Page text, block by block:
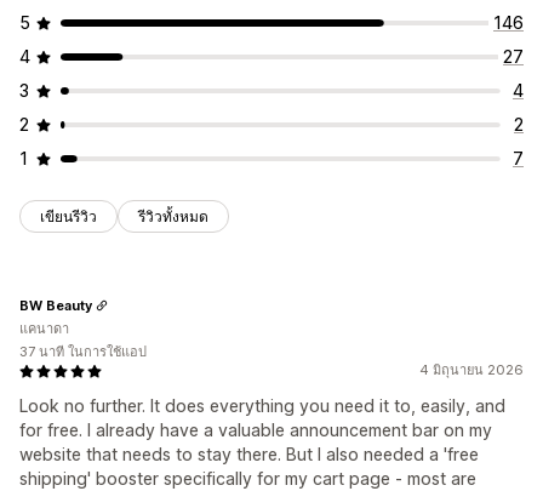
การกำหนดเวลา
การวิเคราะห์และการรายงาน
การติดตามประสิทธิภาพ รายงานยอดเข้าชมร้านค้า
ซื้อเป็นชุดบ่อยๆ
การแนะนำด้วย AI
การวิเคราะห์
5
146
4
27
3
4
2
2
1
7
เขียนรีวิว รีวิวทั้งหมด
4 มิถุนายน 2026
Look no further. It does everything you need it to, easily, and
for free. I already have a valuable announcement bar on my
website that needs to stay there. But I also needed a 'free
shipping' booster specifically for my cart page - most are
BW Beauty
แคนาดา
37 นาที ในการใช้แอป